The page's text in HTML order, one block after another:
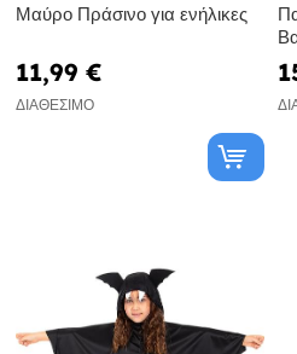
Μαύρο Πράσινο για ενήλικες
11,99 €
ΔΙΑΘΈΣΙΜΟ